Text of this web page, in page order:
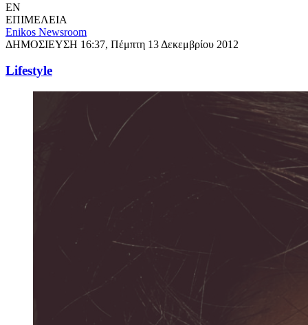
EN
ΕΠΙΜΕΛΕΙΑ
Enikos Newsroom
ΔΗΜΟΣΙΕΥΣΗ 16:37, Πέμπτη 13 Δεκεμβρίου 2012
Lifestyle